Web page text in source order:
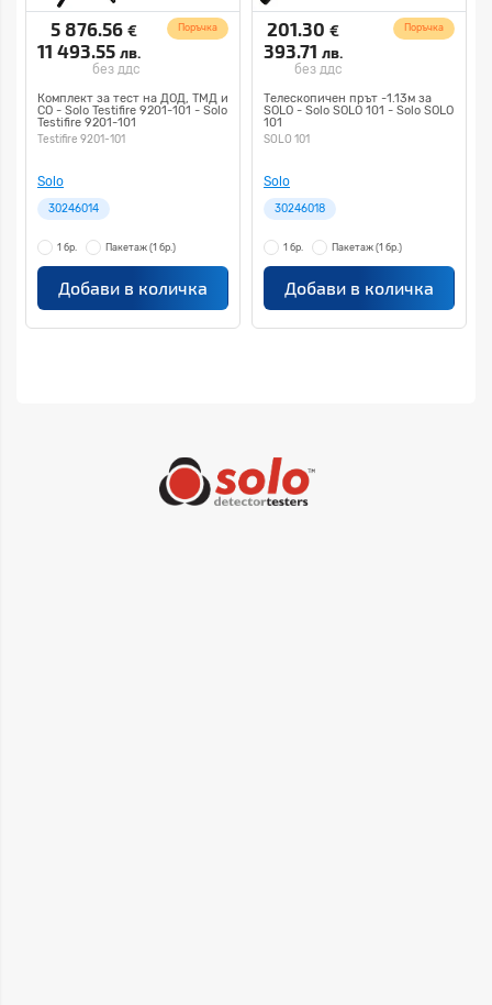
5 876.56 €
11 493.55 лв.
без ддс
Поръчка
Комплект за тест на ДОД, ТМД и
СО - Solo Testifire 9201-101 - Solo
Testifire 9201-101
Testifire 9201-101
Solo
30246014
1 бр. Пакетаж (1 бр.)
Добави в количка
201.30 €
393.71 лв.
без ддс
Поръчка
Телескопичен прът -1.13м за
SOLO - Solo SOLO 101 - Solo SOLO
101
SOLO 101
Solo
30246018
1 бр. Пакетаж (1 бр.)
Добави в количка